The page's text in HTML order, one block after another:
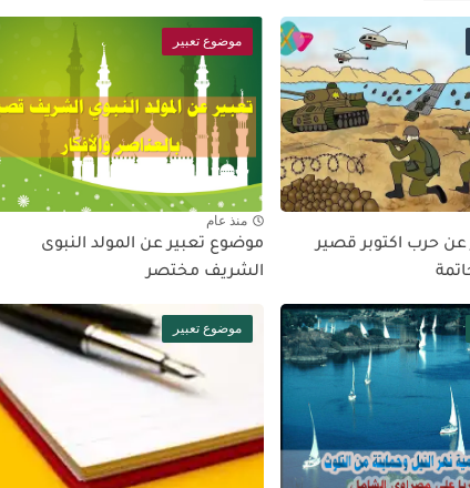
حرب اكتوبر قصير
موضوع تعبير
منذ عام
موضوع تعبير عن المولد النبوى
الشريف مختصر
موضوع تعبير